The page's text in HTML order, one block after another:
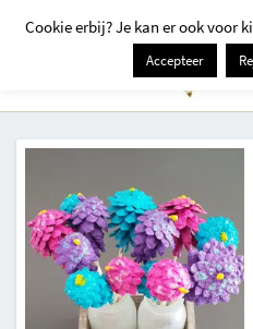
Cookie erbij? Je kan er ook voor
Accepteer